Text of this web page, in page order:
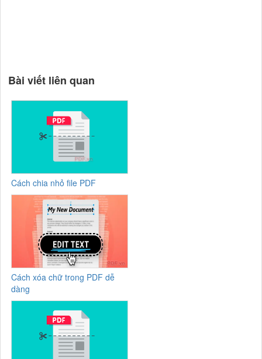
Bài viết liên quan
Cách chia nhỏ file PDF
Cách xóa chữ trong PDF dễ
dàng